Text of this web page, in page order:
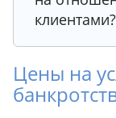
клиентами?
Цены на